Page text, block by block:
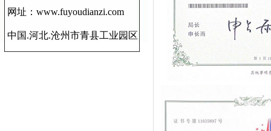
网址：www.fuyoudianzi.com
中国.河北.沧州市青县工业园区